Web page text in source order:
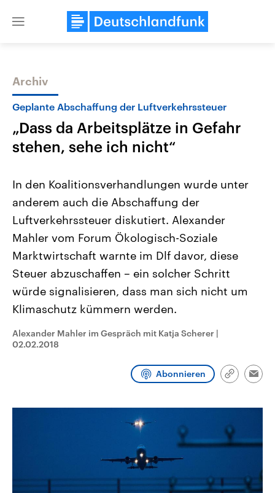
Close
Themen
Landtagswahl Sachsen-Anhalt
2026
Alle Informationen
Sachsen-Anhalt wählt am 6.
September 2026 einen neuen
Landtag. Seit 2021 wird das
Bundesland von einer Koalition aus
Umfragen, Prognosen,
Wahlprogramme, aktuelle Berichte
und Hintergründe zu den Parteien
Wahl.
USA
Aktuelle Beiträge,
Hintergründe
Wirtschaftlich und
gehören die Vereinigten
den mächtigsten Ländern
mit großem Einfluss auf
Sendungen Programm Podcasts
Audio-Archiv
Archiv
Geplante Abschaffung der Luftverkehrssteuer
„Dass da Arbeitsplätze in Gefahr
stehen, sehe ich nicht“
In den Koalitionsverhandlungen wurde unter
anderem auch die Abschaffung der
Luftverkehrssteuer diskutiert. Alexander
Mahler vom Forum Ökologisch-Soziale
Marktwirtschaft warnte im Dlf davor, diese
Steuer abzuschaffen – ein solcher Schritt
würde signalisieren, dass man sich nicht um
Klimaschutz kümmern werden.
Alexander Mahler im Gespräch mit Katja Scherer |
02.02.2018
Abonnieren
Link